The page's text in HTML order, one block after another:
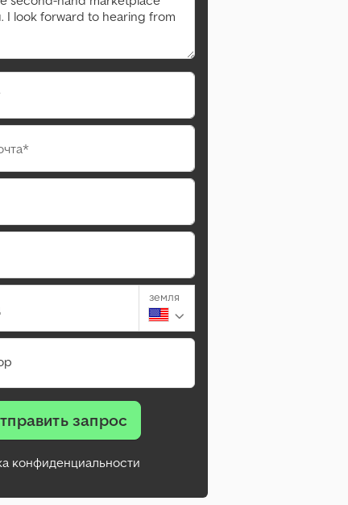
земля
запрос
конфиденциальности